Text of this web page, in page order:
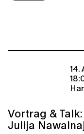
14.
Vortrag & Talk:
Julija